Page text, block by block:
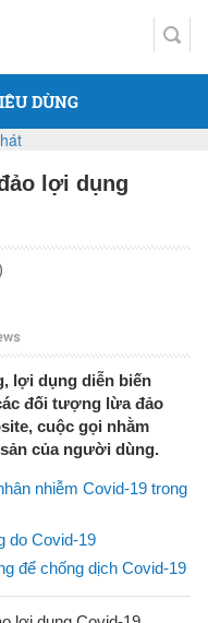
DÙNG
lợi dụng
lợi dụng diễn biến
đối tượng lừa đảo
cuộc gọi nhằm
của người dùng.
nhiễm Covid-19 trong
do Covid-19
để chống dịch Covid-19